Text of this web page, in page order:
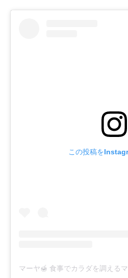
この投稿を